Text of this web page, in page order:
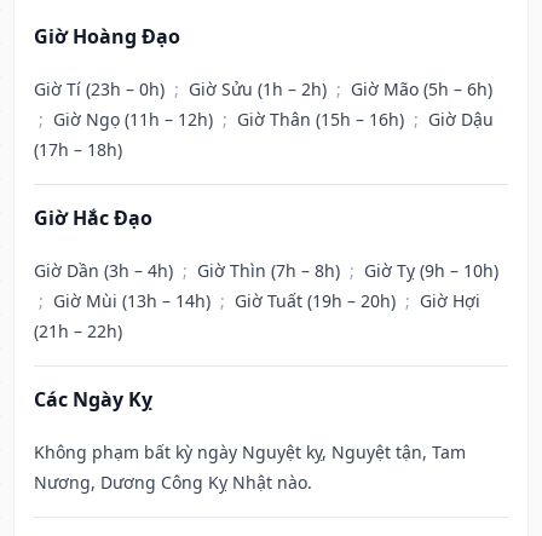
Giờ Hoàng Đạo
Giờ Tí (23h – 0h) ; Giờ Sửu (1h – 2h) ; Giờ Mão (5h – 6h)
; Giờ Ngọ (11h – 12h) ; Giờ Thân (15h – 16h) ; Giờ Dậu
(17h – 18h)
Giờ Hắc Đạo
Giờ Dần (3h – 4h) ; Giờ Thìn (7h – 8h) ; Giờ Tỵ (9h – 10h)
; Giờ Mùi (13h – 14h) ; Giờ Tuất (19h – 20h) ; Giờ Hợi
(21h – 22h)
Các Ngày Kỵ
Không phạm bất kỳ ngày Nguyệt kỵ, Nguyệt tận, Tam
Nương, Dương Công Kỵ Nhật nào.